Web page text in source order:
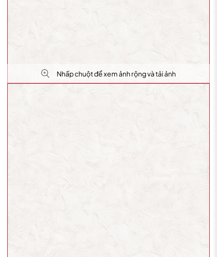
Nhấp chuột để xem ảnh rộng và tải ảnh